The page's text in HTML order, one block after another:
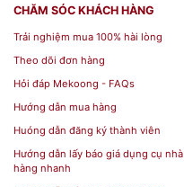
CHĂM SÓC KHÁCH HÀNG
Trải nghiệm mua 100% hài lòng
Theo dõi đơn hàng
Hỏi đáp Mekoong - FAQs
Hướng dẫn mua hàng
Huóng dẫn đăng ký thành viên
Hướng dẫn lấy báo giá dụng cụ nhà
hàng nhanh